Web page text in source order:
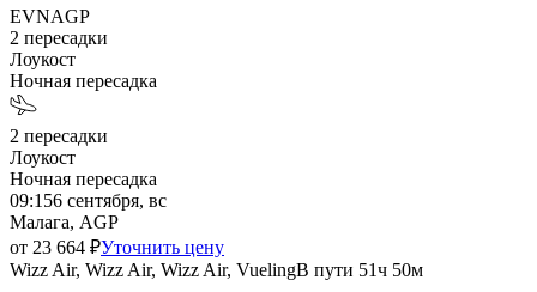
EVNAGP
2 пересадки
Лоукост
Ночная пересадка
2 пересадки
Лоукост
Ночная пересадка
09:156 сентября, вс
Малага, AGP
от 23 664 ₽Уточнить цену
Wizz Air, Wizz Air, Wizz Air, VuelingВ пути 51ч 50м